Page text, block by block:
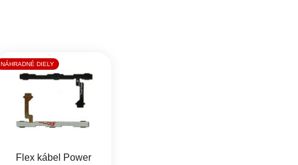
NÁHRADNÉ DIELY
Flex kábel Power